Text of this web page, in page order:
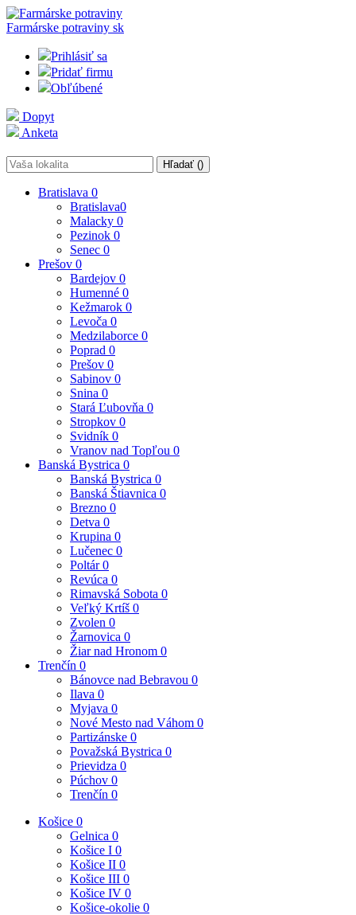
Farmárske potraviny sk
Prihlásiť sa
Pridať firmu
Obľúbené
Dopyt
Anketa
Hľadať ()
Bratislava 0
Bratislava0
Malacky 0
Pezinok 0
Senec 0
Prešov 0
Bardejov 0
Humenné 0
Kežmarok 0
Levoča 0
Medzilaborce 0
Poprad 0
Prešov 0
Sabinov 0
Snina 0
Stará Ľubovňa 0
Stropkov 0
Svidník 0
Vranov nad Topľou 0
Banská Bystrica 0
Banská Bystrica 0
Banská Štiavnica 0
Brezno 0
Detva 0
Krupina 0
Lučenec 0
Poltár0
Revúca 0
Rimavská Sobota 0
Veľký Krtíš 0
Zvolen 0
Žarnovica 0
Žiar nad Hronom 0
Trenčín 0
Bánovce nad Bebravou 0
Ilava 0
Myjava 0
Nové Mesto nad Váhom 0
Partizánske 0
Považská Bystrica 0
Prievidza 0
Púchov 0
Trenčín 0
Košice 0
Gelnica 0
Košice I 0
Košice II 0
Košice III 0
Košice IV 0
Košice-okolie 0